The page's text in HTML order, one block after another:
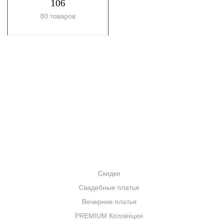
106
80 товаров
Скидки
Свадебные платья
Вечерние платья
PREMIUM Коллекция